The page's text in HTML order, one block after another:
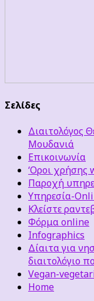
Σελίδες
Διαιτολόγος
Μουδανιά
Επικοινωνία
‘Οροι χρήσης
Παροχή
Υπηρεσία-
Κλείστε
Φόρμα online
Infographics
Δίαιτα για
διαιτολόγιο
Vegan-
Home